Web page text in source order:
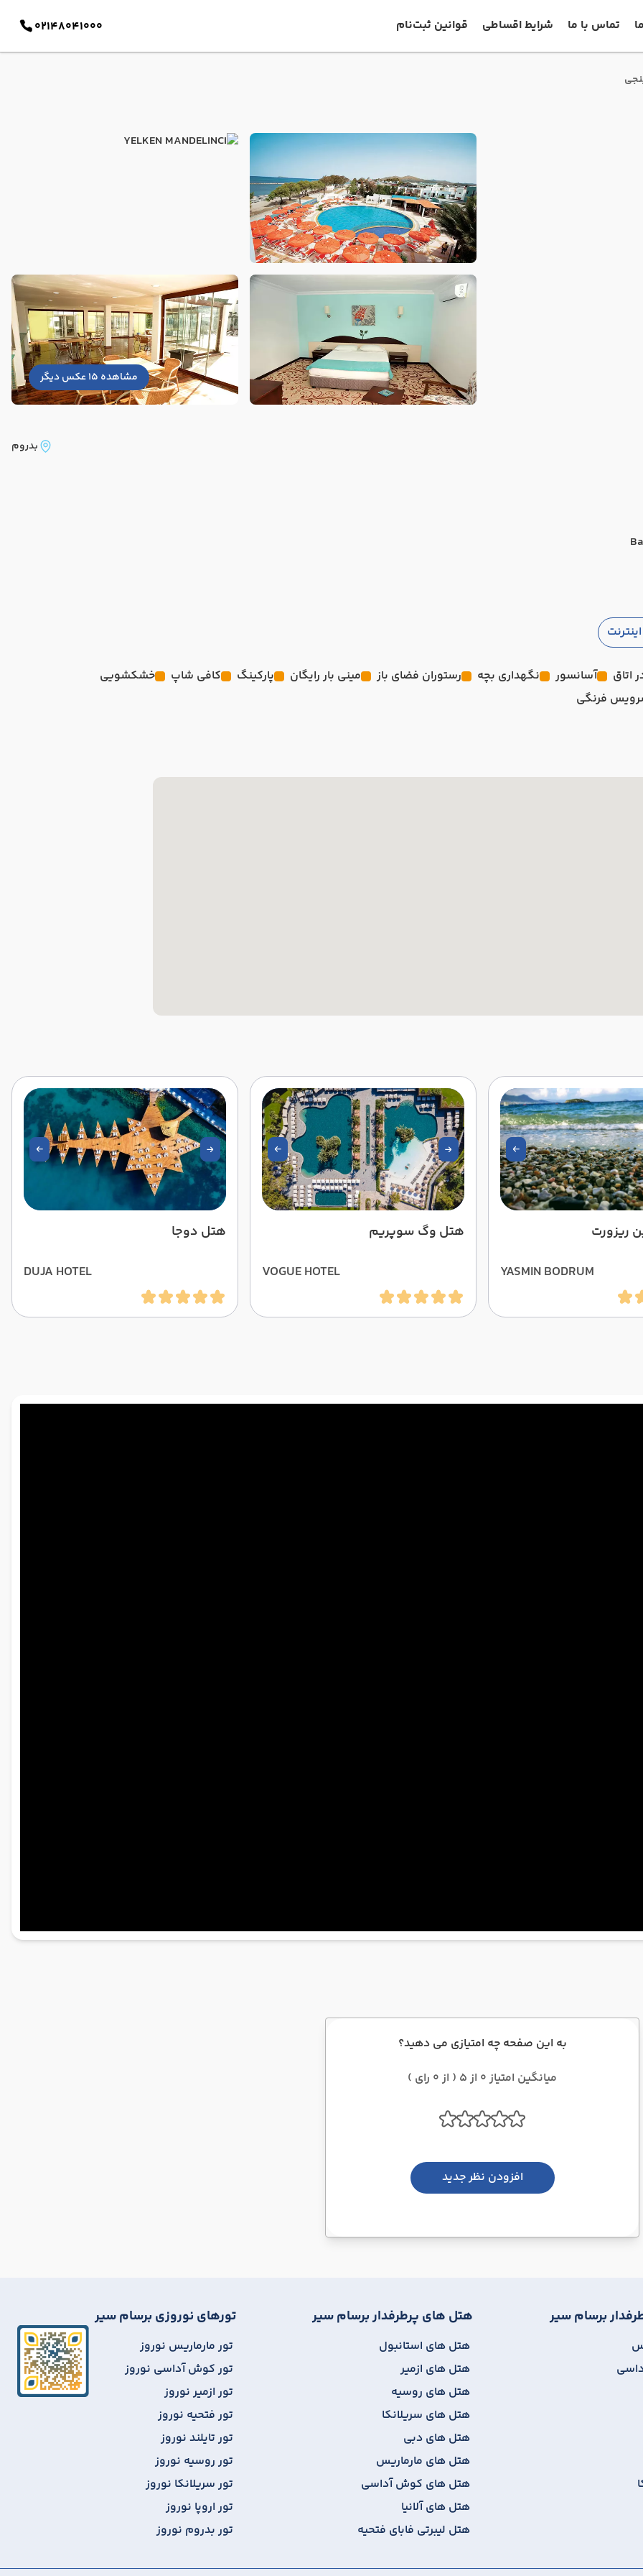
تماس با ما شرایط اقساطی قوانین ثبت‌نام 02148041000
مشاهده 15 عکس دیگر
بدروم
آسانسور نگهداری بچه رستوران فضای باز مینی بار رایگان پارکینگ کافی شاپ
خشکشویی
فرنگی
ریزورت
YASMIN BODRUM
هتل وگ سوپریم
VOGUE HOTEL
هتل دوجا
DUJA HOTEL
به این صفحه چه امتیازی می دهید؟
میانگین امتیاز 0 از 5 ( از 0 رای )
افزودن نظر جدید
برسام سیر هتل های پرطرفدار برسام سیر
هتل های استانبول
هتل های ازمیر
هتل های روسیه
هتل های سریلانکا
هتل های دبی
هتل های مارماریس
هتل های کوش آداسی
هتل های آلانیا
هتل لیبرتی فابای فتحیه
تورهای نوروزی برسام سیر
تور مارماریس نوروز
تور کوش آداسی نوروز
تور ازمیر نوروز
تور فتحیه نوروز
تور تایلند نوروز
تور روسیه نوروز
تور سریلانکا نوروز
تور اروپا نوروز
تور بدروم نوروز